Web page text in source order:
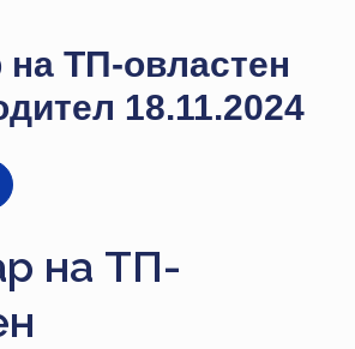
на ТП-овластен
18.11.2024
на ТП-